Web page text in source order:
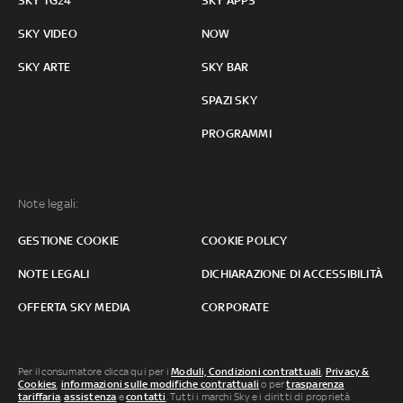
SKY VIDEO
SKY ARTE
NOW
SKY BAR
SPAZI SKY
PROGRAMMI
Note legali:
GESTIONE COOKIE COOKIE POLICY
NOTE LEGALI DICHIARAZIONE DI ACCESSIBILITÀ
OFFERTA SKY MEDIA CORPORATE
Per il consumatore clicca qui per iModuli, Condizioni contrattuali, Privacy &
Cookies, informazioni sulle modifiche contrattuali o pertrasparenza
tariffaria,assistenza econtatti. Tutti i marchi Sky e i diritti di proprietà